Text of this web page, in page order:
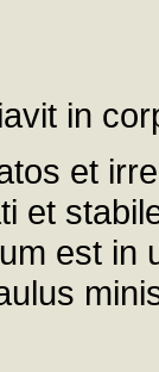
in
et
et
est in